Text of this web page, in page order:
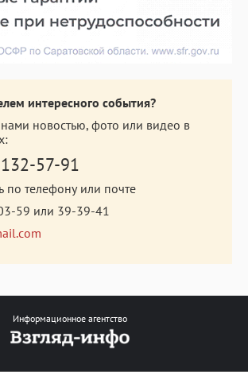
интересного события?
новостью, фото или видео в
57-91
по телефону или почте
59 или 39-39-41
Информационное агентство